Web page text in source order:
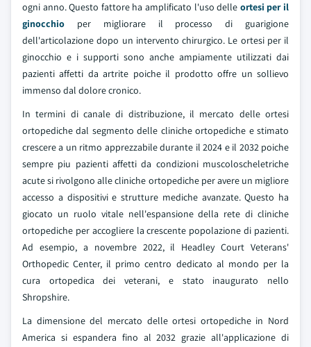
ogni anno. Questo fattore ha amplificato l'uso delle ortesi per il
ginocchio per migliorare il processo di guarigione
dell'articolazione dopo un intervento chirurgico. Le ortesi per il
ginocchio e i supporti sono anche ampiamente utilizzati dai
pazienti affetti da artrite poiche il prodotto offre un sollievo
immenso dal dolore cronico.
In termini di canale di distribuzione, il mercato delle ortesi
ortopediche dal segmento delle cliniche ortopediche e stimato
crescere a un ritmo apprezzabile durante il 2024 e il 2032 poiche
sempre piu pazienti affetti da condizioni muscoloscheletriche
acute si rivolgono alle cliniche ortopediche per avere un migliore
accesso a dispositivi e strutture mediche avanzate. Questo ha
giocato un ruolo vitale nell'espansione della rete di cliniche
ortopediche per accogliere la crescente popolazione di pazienti.
Ad esempio, a novembre 2022, il Headley Court Veterans'
Orthopedic Center, il primo centro dedicato al mondo per la
cura ortopedica dei veterani, e stato inaugurato nello
Shropshire.
La dimensione del mercato delle ortesi ortopediche in Nord
America si espandera fino al 2032 grazie all'applicazione di